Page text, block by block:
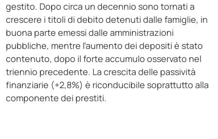
gestito. Dopo circa un decennio sono tornati a
crescere i titoli di debito detenuti dalle famiglie, in
buona parte emessi dalle amministrazioni
pubbliche, mentre l’aumento dei depositi è stato
contenuto, dopo il forte accumulo osservato nel
triennio precedente. La crescita delle passività
finanziarie (+2,8%) è riconducibile soprattutto alla
componente dei prestiti.